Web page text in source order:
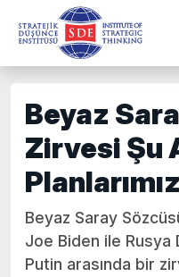
Beyaz
Zirvesi Şu
Beyaz Saray
Joe Biden ile Rusya
Putin arasında bir